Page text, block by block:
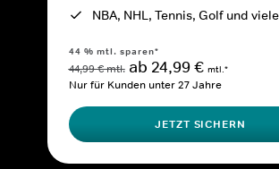
NBA, NHL, Tennis, Golf und
44 % mtl. sparen*
44,99 € mtl. ab 24,99 € mtl.*
Nur für Kunden unter 27 Jahre
JETZT SICHERN